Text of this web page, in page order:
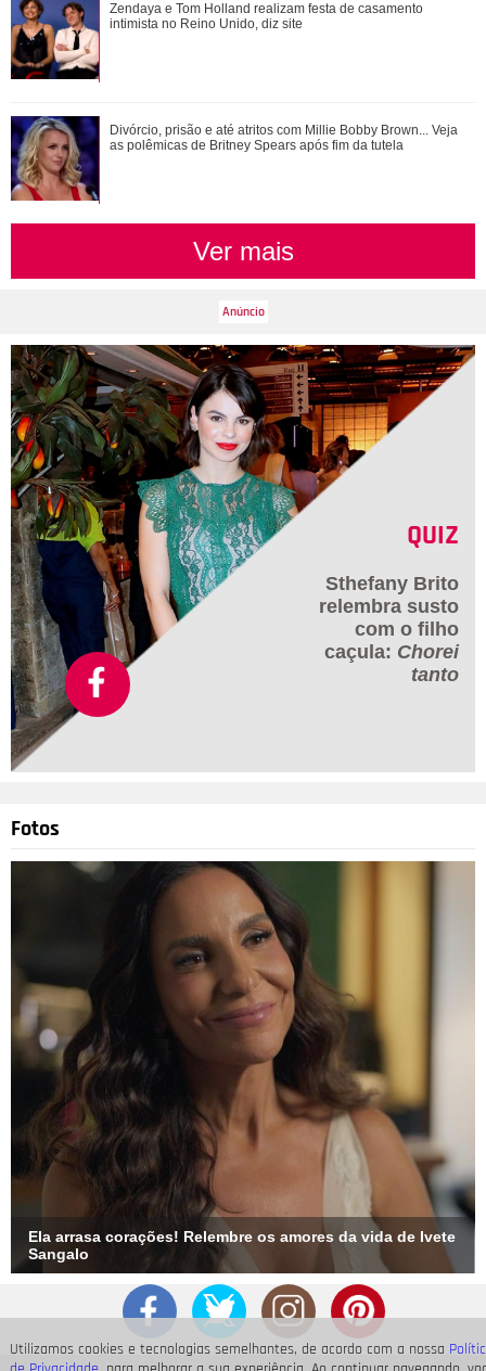
Utilizamos cookies e tecnologias semelhantes, de acordo com a nossa
Filho de Neymar Jr., Davi Lucca conta que pretende cursar
faculdade e revela área de interes...
Protetor! Relembre os momentos em que Zé Felipe saiu em
defesa de amigos e familiares
Zendaya e Tom Holland realizam festa de casamento
intimista no Reino Unido, diz site
Divórcio, prisão e até atritos com Millie Bobby Brown... Veja
as polêmicas de Britney Spears após fim da tutela
Ver mais
QUIZ
Sthefany Brito
relembra susto
com o filho
caçula: Chorei
tanto
Fotos
Ela arrasa corações! Relembre os amores da vida de Ivete
Sangalo